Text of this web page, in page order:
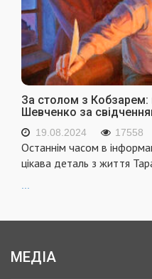
За столом з Кобзарем:
Шевченко за
19.08.2024 17558
Останнім часом в
цікава деталь з життя
МЕДІА